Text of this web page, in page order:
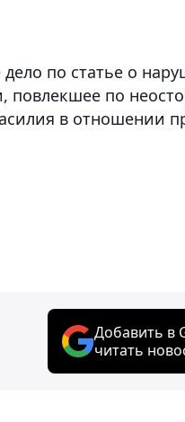
по статье о
по
в отношении
Добавить в
читать